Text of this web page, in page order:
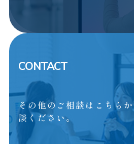
CONTACT
その他のご相談はこちら
談ください。